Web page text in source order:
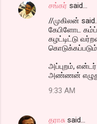
சங்கர் said…
//முகிலன் said...
கேபிளோட
கழட்டிட்டு
அப்புறம்,
அண்ணன்
9:33 AM
தராசு said…